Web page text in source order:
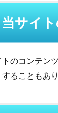
当サイ
トのコンテン
することもあ